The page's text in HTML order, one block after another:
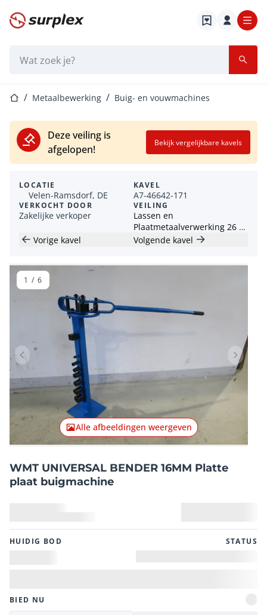
Startpagina
StartpaginaMetaalbewerking Buig- en vouwmachines
Deze veiling is
afgelopen!
Bekijk vergelijkbare kavels
LOCATIE
Velen-Ramsdorf, DE
VERKOCHT DOOR
Zakelijke verkoper
KAVEL
A7-46642-171
VEILING
Lassen en
Plaatmetaalverwerking 26 /
04
Vorige kavel Volgende kavel
Vorig item
Alle afbeeldingen weergeven
1 / 6
WMT UNIVERSAL BENDER 16MM Platte
plaat buigmachine
HUIDIG ​​BOD STATUS
BIED NU